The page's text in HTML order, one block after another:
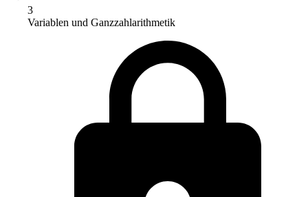
3
Variablen und Ganzzahlarithmetik